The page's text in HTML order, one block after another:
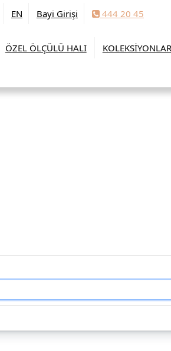
EN Bayi Girişi 444 20 45
ÖZEL ÖLÇÜLÜ HALI